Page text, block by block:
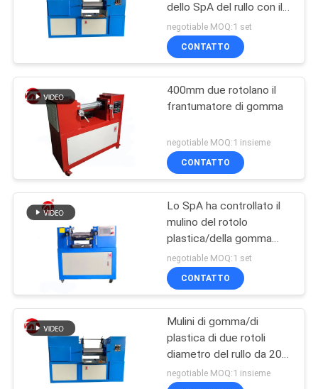
dello SpA del rullo con il
dispositivo di protezione
di emergenza
negotiable MOQ:1 set
CONTATTO
400mm due rotolano il
frantumatore di gomma
negotiable MOQ:1 insieme
CONTATTO
Lo SpA ha controllato il
mulino del rotolo
plastica/della gomma
due, frantumatore del
laboratorio
negotiable MOQ:1 set
CONTATTO
Mulini di gomma/di
plastica di due rotoli
diametro del rullo da 200
- 400 millimetri
negotiable MOQ:1 insieme